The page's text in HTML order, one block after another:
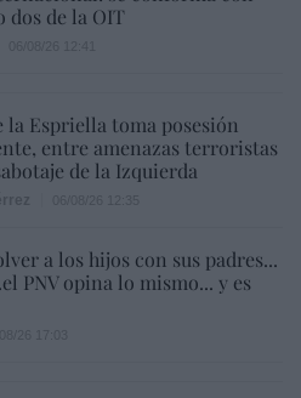
dos de la OIT
la Espriella toma posesión
entre amenazas terroristas
de la Izquierda
a los hijos con sus padres...
PNV opina lo mismo... y es